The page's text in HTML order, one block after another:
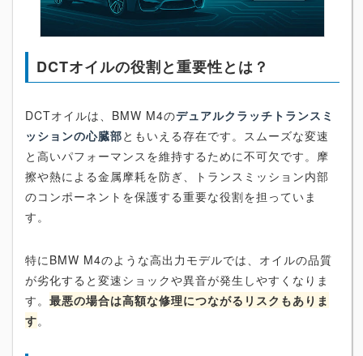
DCTオイルの役割と重要性とは？
DCTオイルは、BMW M4のデュアルクラッチトランスミ
ッションの心臓部ともいえる存在です。スムーズな変速
と高いパフォーマンスを維持するために不可欠です。摩
擦や熱による金属摩耗を防ぎ、トランスミッション内部
のコンポーネントを保護する重要な役割を担っていま
す。
特にBMW M4のような高出力モデルでは、オイルの品質
が劣化すると変速ショックや異音が発生しやすくなりま
す。 最悪の場合は高額な修理につながるリスクもありま
す。